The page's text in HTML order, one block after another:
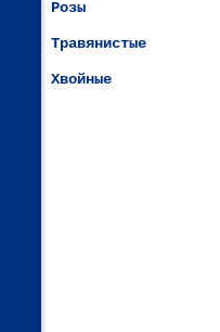
Розы
Травянистые
Хвойные